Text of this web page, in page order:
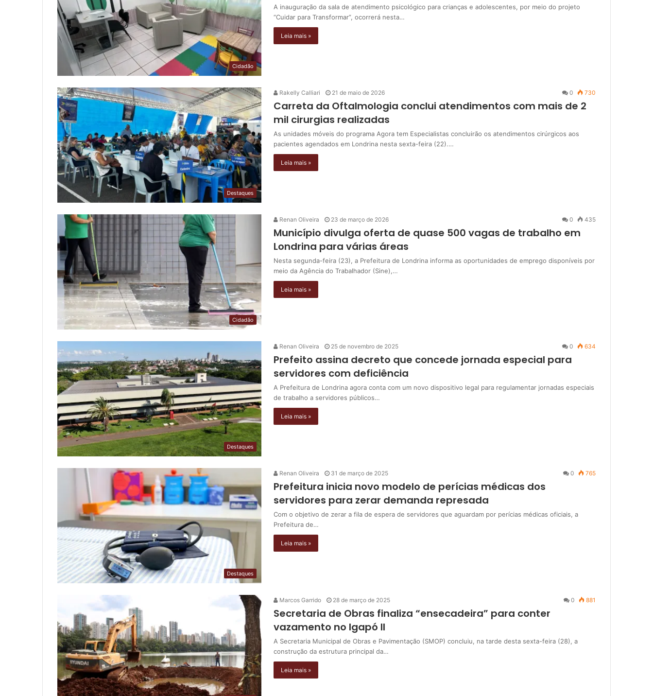
Cidadão
A inauguração da sala de atendimento psicológico para crianças e adolescentes, por meio do projeto
“Cuidar para Transformar”, ocorrerá nesta…
Leia mais »
Destaques
Rakelly Calliari 21 de maio de 2026 0 730
Carreta da Oftalmologia conclui atendimentos com mais de 2
mil cirurgias realizadas
As unidades móveis do programa Agora tem Especialistas concluirão os atendimentos cirúrgicos aos
pacientes agendados em Londrina nesta sexta-feira (22).…
Leia mais »
Cidadão
Renan Oliveira 23 de março de 2026 0 435
Município divulga oferta de quase 500 vagas de trabalho em
Londrina para várias áreas
Nesta segunda-feira (23), a Prefeitura de Londrina informa as oportunidades de emprego disponíveis por
meio da Agência do Trabalhador (Sine),…
Leia mais »
Destaques
Renan Oliveira 25 de novembro de 2025 0 634
Prefeito assina decreto que concede jornada especial para
servidores com deficiência
A Prefeitura de Londrina agora conta com um novo dispositivo legal para regulamentar jornadas especiais
de trabalho a servidores públicos…
Leia mais »
Destaques
Renan Oliveira 31 de março de 2025 0 765
Prefeitura inicia novo modelo de perícias médicas dos
servidores para zerar demanda represada
Com o objetivo de zerar a fila de espera de servidores que aguardam por perícias médicas oficiais, a
Prefeitura de…
Leia mais »
Marcos Garrido 28 de março de 2025 0 881
Secretaria de Obras finaliza “ensecadeira” para conter
vazamento no Igapó II
A Secretaria Municipal de Obras e Pavimentação (SMOP) concluiu, na tarde desta sexta-feira (28), a
construção da estrutura principal da…
Leia mais »